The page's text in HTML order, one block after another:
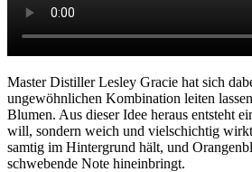
Master Distiller Lesley Gracie hat sich
ungewöhnlichen Kombination leiten
Blumen. Aus dieser Idee heraus entsteht
will, sondern weich und vielschichtig
samtig im Hintergrund hält, und
schwebende Note hineinbringt.